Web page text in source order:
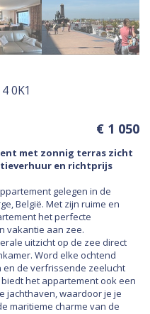
0K1
€ 1 050
met zonnig terras zicht
en richtprijs
gelegen in de
België. Met zijn ruime en
het perfecte
vakantie aan zee.
uitzicht op de zee direct
Word elke ochtend
en de verfrissende zeelucht
het appartement ook een
jachthaven, waardoor je je
maritieme charme van de